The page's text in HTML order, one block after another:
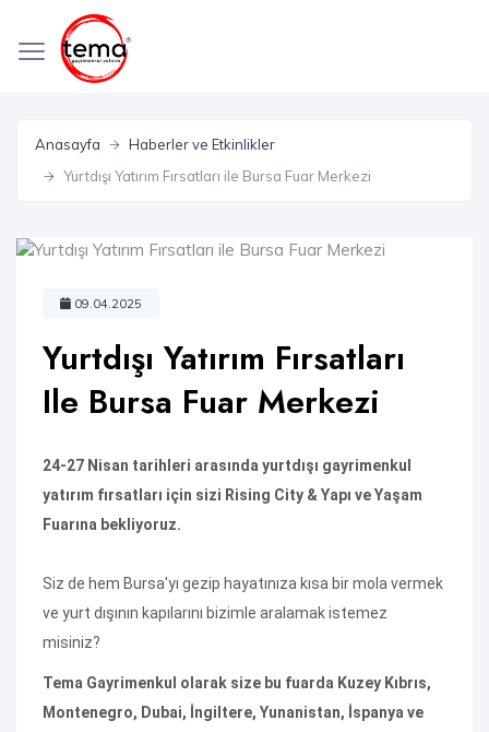
Anasayfa
Haberler ve Etkinlikler
Yurtdışı Yatırım Fırsatları ile Bursa Fuar Merkezi
09.04.2025
Yurtdışı Yatırım Fırsatları
Ile Bursa Fuar Merkezi
24-27 Nisan tarihleri arasında yurtdışı gayrimenkul
yatırım fırsatları için sizi Rising City & Yapı ve Yaşam
Fuarına bekliyoruz.
Siz de hem Bursa'yı gezip hayatınıza kısa bir mola vermek
ve yurt dışının kapılarını bizimle aralamak istemez
misiniz?
Tema Gayrimenkul olarak size bu fuarda Kuzey Kıbrıs,
Montenegro, Dubai, İngiltere, Yunanistan, İspanya ve